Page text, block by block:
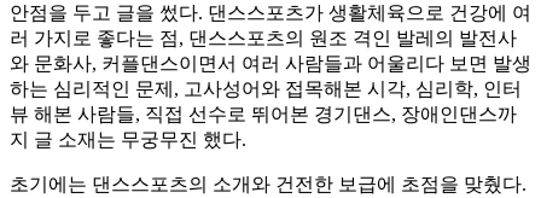
안점을 두고 글을 썼다. 댄스스포츠가 생활체육으로 건강에 여
러 가지로 좋다는 점, 댄스스포츠의 원조 격인 발레의 발전사
와 문화사, 커플댄스이면서 여러 사람들과 어울리다 보면 발생
하는 심리적인 문제, 고사성어와 접목해본 시각, 심리학, 인터
뷰 해본 사람들, 직접 선수로 뛰어본 경기댄스, 장애인댄스까
지 글 소재는 무궁무진 했다.
초기에는 댄스스포츠의 소개와 건전한 보급에 초점을 맞췄다.